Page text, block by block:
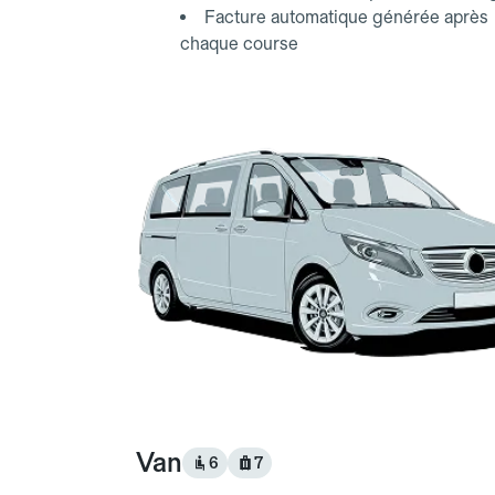
Facture automatique générée après
chaque course
Van 6 7